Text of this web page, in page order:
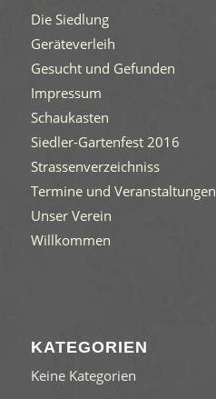
Die Siedlung
Geräteverleih
Gesucht und Gefunden
Impressum
Schaukasten
Siedler-Gartenfest 2016
Strassenverzeichniss
Termine und Veranstaltungen
Unser Verein
Willkommen
KATEGORIEN
Keine Kategorien